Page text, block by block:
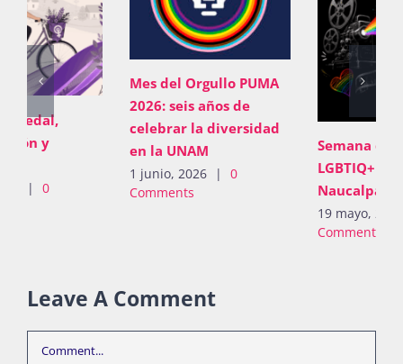
Mes del Orgullo PUMA
2026: seis años de
celebrar la diversidad
en la UNAM
0
Comments
Semana de cine
LGBTIQ+ en CCH
0
Leave A Comment
Comment